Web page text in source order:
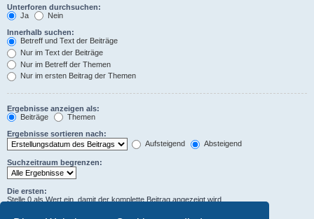
Unterforen durchsuchen:
Ja
Nein
Innerhalb suchen:
Betreff und Text der Beiträge
Nur im Text der Beiträge
Nur im Betreff der Themen
Nur im ersten Beitrag der Themen
Ergebnisse anzeigen als:
Beiträge
Themen
Ergebnisse sortieren nach:
Aufsteigend
Absteigend
Suchzeitraum begrenzen:
Die ersten:
Stelle 0 als Wert ein, damit der komplette Beitrag angezeigt wird.